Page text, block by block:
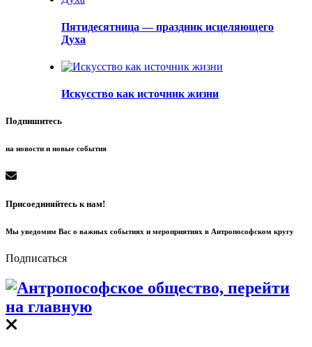
Пятидесятница — праздник исцеляющего
Духа
Искусство как источник жизни
Подпишитесь
на новости и новые события
Присоединяйтесь к нам!
Мы уведомим Вас о важных событиях и мероприятиях в Антропософском кругу
Подписаться